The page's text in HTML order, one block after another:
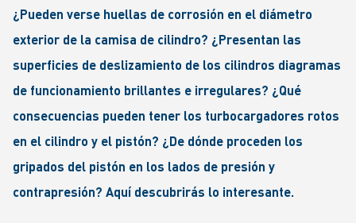
¿Pueden verse huellas de corrosión en el diámetro
exterior de la camisa de cilindro? ¿Presentan las
superficies de deslizamiento de los cilindros diagramas
de funcionamiento brillantes e irregulares? ¿Qué
consecuencias pueden tener los turbocargadores rotos
en el cilindro y el pistón? ¿De dónde proceden los
gripados del pistón en los lados de presión y
contrapresión? Aquí descubrirás lo interesante.